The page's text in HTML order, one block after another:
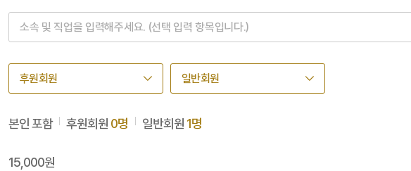
본인 포함 후원회원 0명 일반회원 1명
15,000원